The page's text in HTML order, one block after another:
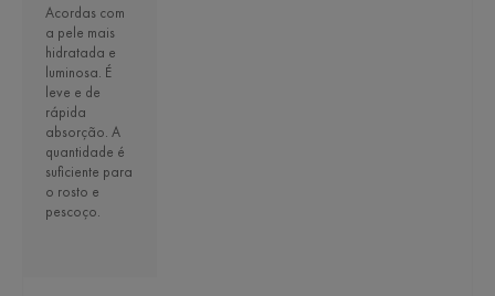
Acordas com
a pele mais
hidratada e
luminosa. É
leve e de
rápida
absorção. A
quantidade é
suficiente para
o rosto e
pescoço.